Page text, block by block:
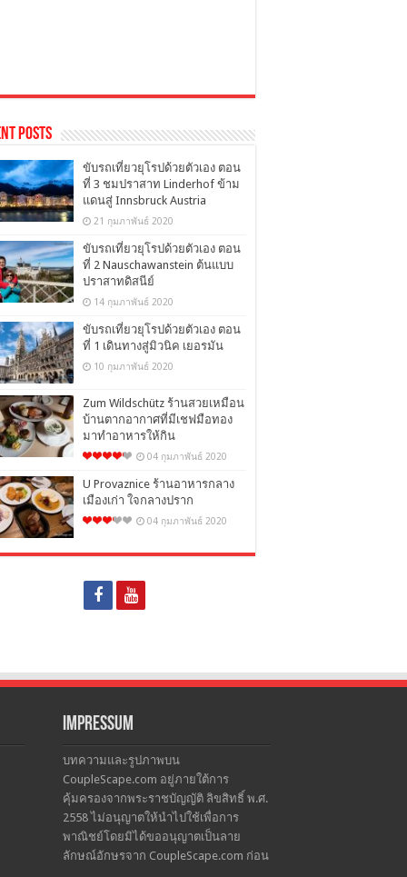
Posts
ขับรถเที่ยวยุโรปด้วยตัวเอง ตอน
ที่ 3 ชมปราสาท Linderhof ข้าม
แดนสู่ Innsbruck Austria
21 กุมภาพันธ์ 2020
ขับรถเที่ยวยุโรปด้วยตัวเอง ตอน
ที่ 2 Nauschawanstein ต้นแบบ
ปราสาทดิสนีย์
14 กุมภาพันธ์ 2020
ขับรถเที่ยวยุโรปด้วยตัวเอง ตอน
ที่ 1 เดินทางสู่มิวนิค เยอรมัน
10 กุมภาพันธ์ 2020
Zum Wildschütz ร้านสวยเหมือน
บ้านตากอากาศที่มีเชฟมือทอง
มาทำอาหารให้กิน
04 กุมภาพันธ์ 2020
U Provaznice ร้านอาหารกลาง
เมืองเก่า ใจกลางปราก
04 กุมภาพันธ์ 2020
Impressum
บทความและรูปภาพบน
CoupleScape.com อยู่ภายใต้การ
คุ้มครองจากพระราชบัญญัติ ลิขสิทธิ์ พ.ศ.
2558 ไม่อนุญาตให้นำไปใช้เพื่อการ
พาณิชย์โดยมิได้ขออนุญาตเป็นลาย
ลักษณ์อักษรจาก CoupleScape.com ก่อน